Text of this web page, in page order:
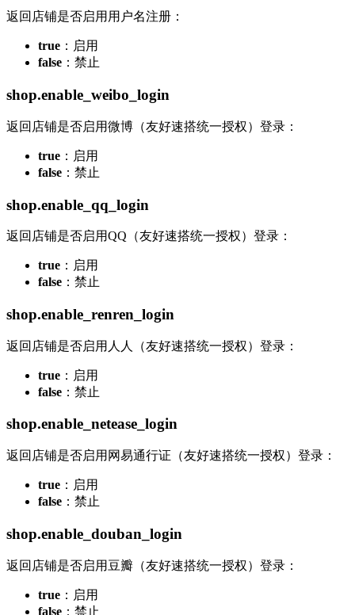
返回店铺是否启用用户名注册：
true ：启用
false ：禁止
shop.enable_weibo_login
返回店铺是否启用微博（友好速搭统一授权）登录：
true ：启用
false ：禁止
shop.enable_qq_login
返回店铺是否启用QQ（友好速搭统一授权）登录：
true ：启用
false ：禁止
shop.enable_renren_login
返回店铺是否启用人人（友好速搭统一授权）登录：
true ：启用
false ：禁止
shop.enable_netease_login
返回店铺是否启用网易通行证（友好速搭统一授权）登录：
true ：启用
false ：禁止
shop.enable_douban_login
返回店铺是否启用豆瓣（友好速搭统一授权）登录：
true ：启用
false ：禁止